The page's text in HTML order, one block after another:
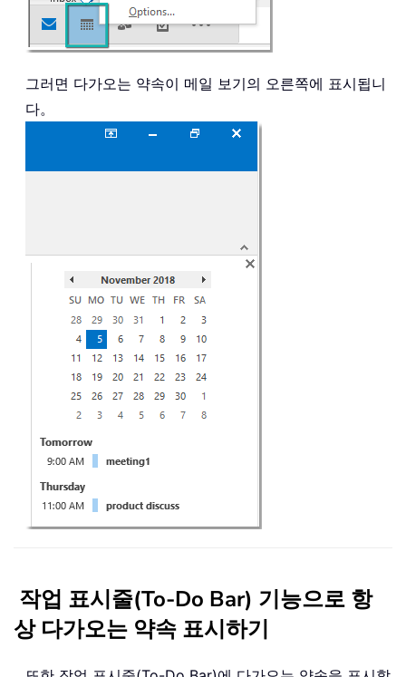
그러면 다가오는 약속이 메일 보기의 오른쪽에 표시됩니
다。
작업 표시줄(To-Do Bar) 기능으로 항
상 다가오는 약속 표시하기